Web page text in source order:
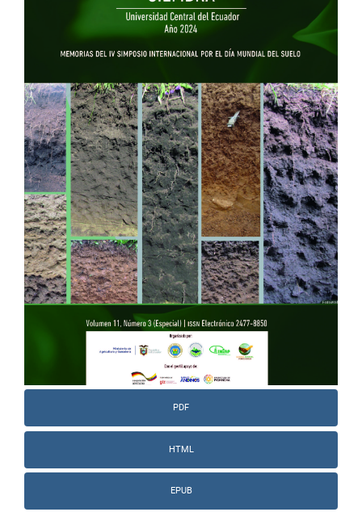
lateral
PDF
HTML
EPUB